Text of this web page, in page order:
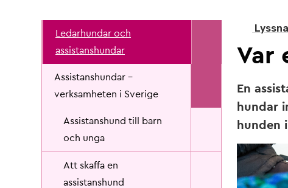
Ledarhundar och
assistanshundar
Assistanshundar -
verksamheten i Sverige
Assistanshund till barn
och unga
Att skaffa en
assistanshund
Lyssna
Var
En
hundar
hunden